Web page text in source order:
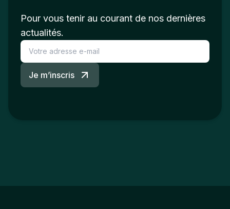
Pour vous tenir au courant de nos dernières
actualités.
Je m’inscris